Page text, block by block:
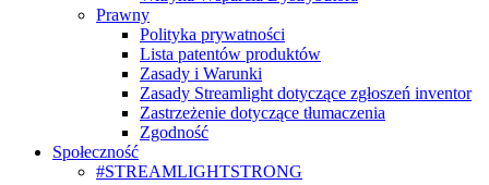
Prawny
Polityka prywatności
Lista patentów produktów
Zasady i Warunki
Zasady Streamlight dotyczące zgłoszeń inventor
Zastrzeżenie dotyczące tłumaczenia
Zgodność
Społeczność
#STREAMLIGHTSTRONG